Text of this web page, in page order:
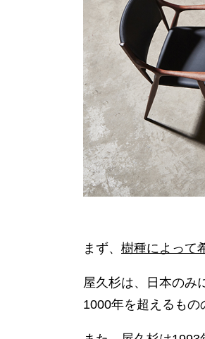
まず、 樹種によって
屋久杉は、日本のみ
1000年を超えるもの